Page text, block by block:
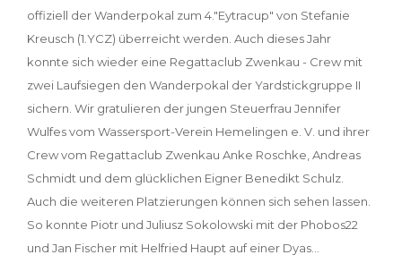
offiziell der Wanderpokal zum 4."Eytracup" von Stefanie
Kreusch (1.YCZ) überreicht werden. Auch dieses Jahr
konnte sich wieder eine Regattaclub Zwenkau - Crew mit
zwei Laufsiegen den Wanderpokal der Yardstickgruppe II
sichern. Wir gratulieren der jungen Steuerfrau Jennifer
Wulfes vom Wassersport-Verein Hemelingen e. V. und ihrer
Crew vom Regattaclub Zwenkau Anke Roschke, Andreas
Schmidt und dem glücklichen Eigner Benedikt Schulz.
Auch die weiteren Platzierungen können sich sehen lassen.
So konnte Piotr und Juliusz Sokolowski mit der Phobos22
und Jan Fischer mit Helfried Haupt auf einer Dyas…